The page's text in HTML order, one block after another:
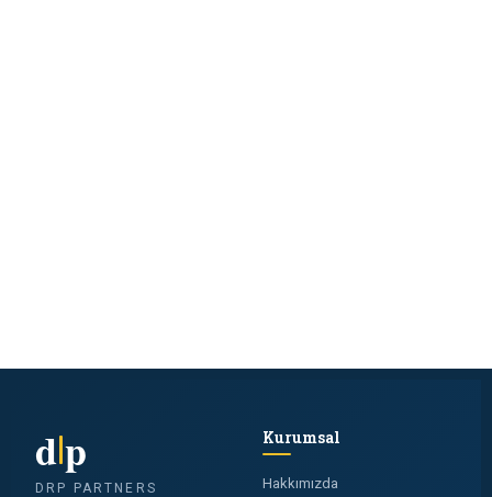
dp
DRP PARTNERS
Kurumsal
Hakkımızda